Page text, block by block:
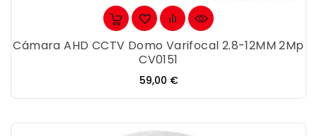
Cámara AHD CCTV Domo Varifocal 2.8-12MM 2Mp
CV0151
Precio
59,00 €